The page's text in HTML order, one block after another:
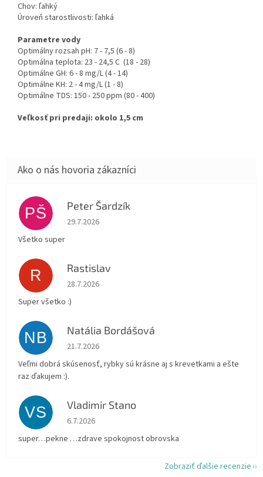
Chov: ľahký
Úroveň starostlivosti: ľahká
Parametre vody
Optimálny rozsah pH: 7 - 7,5 (6 - 8)
Optimálna teplota: 23 - 24,5 C (18 - 28)
Optimálne GH: 6 - 8 mg/L (4 - 14)
Optimálne KH: 2 - 4 mg/L (1 - 8)
Optimálne TDS: 150 - 250 ppm (80 - 400)
Veľkosť pri predaji: okolo 1,5 cm
PŠ Peter Šardzík
Hodnotenie obchodu je 5 z 5 hviezdičiek.
29.7.2026
Všetko super
R Rastislav
Hodnotenie obchodu je 5 z 5 hviezdičiek.
28.7.2026
Super všetko :)
NB Natália Bordášová
Hodnotenie obchodu je 5 z 5 hviezdičiek.
21.7.2026
Veľmi dobrá skúsenosť, rybky sú krásne aj s krevetkami a ešte
raz ďakujem :).
VS Vladimir Stano
Hodnotenie obchodu je 5 z 5 hviezdičiek.
6.7.2026
super…pekne …zdrave spokojnost obrovska
Zobraziť ďalšie recenzie